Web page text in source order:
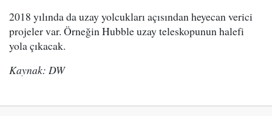
2018 yılında da uzay yolcukları açısından heyecan verici
projeler var. Örneğin Hubble uzay teleskopunun halefi
yola çıkacak.
Kaynak: DW